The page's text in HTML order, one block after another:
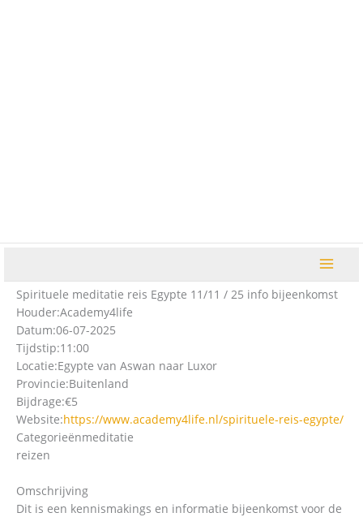
Spirituele meditatie reis Egypte 11/11 / 25 info bijeenkomst
Houder:Academy4life
Datum:06-07-2025
Tijdstip:11:00
Locatie:Egypte van Aswan naar Luxor
Provincie:Buitenland
Bijdrage:€5
Website:https://www.academy4life.nl/spirituele-reis-egypte/
Categorieënmeditatie
reizen
Omschrijving
Dit is een kennismakings en informatie bijeenkomst voor de